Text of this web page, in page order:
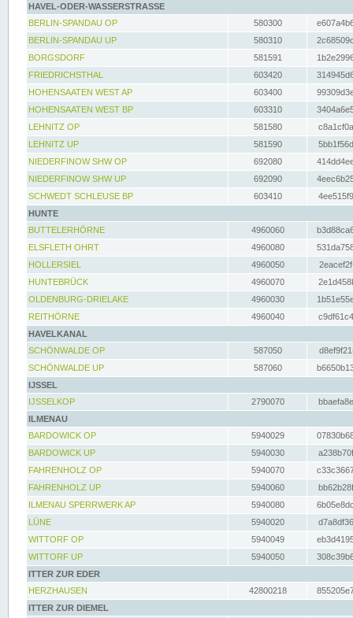
HAVEL-ODER-WASSERSTRASSE
BERLIN-SPANDAU OP
580300
BERLIN-SPANDAU UP
580310
BORGSDORF
581591
FRIEDRICHSTHAL
603420
HOHENSAATEN WEST AP
603400
HOHENSAATEN WEST BP
603310
LEHNITZ OP
581580
LEHNITZ UP
581590
NIEDERFINOW SHW OP
692080
NIEDERFINOW SHW UP
692090
SCHWEDT SCHLEUSE BP
603410
HUNTE
BUTTELERHÖRNE
4960060
ELSFLETH OHRT
4960080
HOLLERSIEL
4960050
HUNTEBRÜCK
4960070
OLDENBURG-DRIELAKE
4960030
REITHÖRNE
4960040
HAVELKANAL
SCHÖNWALDE OP
587050
SCHÖNWALDE UP
587060
IJSSEL
IJSSELKOP
2790070
ILMENAU
BARDOWICK OP
5940029
BARDOWICK UP
5940030
FAHRENHOLZ OP
5940070
FAHRENHOLZ UP
5940060
ILMENAU SPERRWERK AP
5940080
LÜNE
5940020
WITTORF OP
5940049
WITTORF UP
5940050
ITTER ZUR EDER
HERZHAUSEN
42800218
ITTER ZUR DIEMEL